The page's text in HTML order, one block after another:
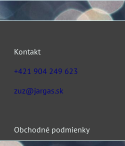
Kontakt
+421 904 249 623
zuz@jargas.sk
Obchodné podmienky